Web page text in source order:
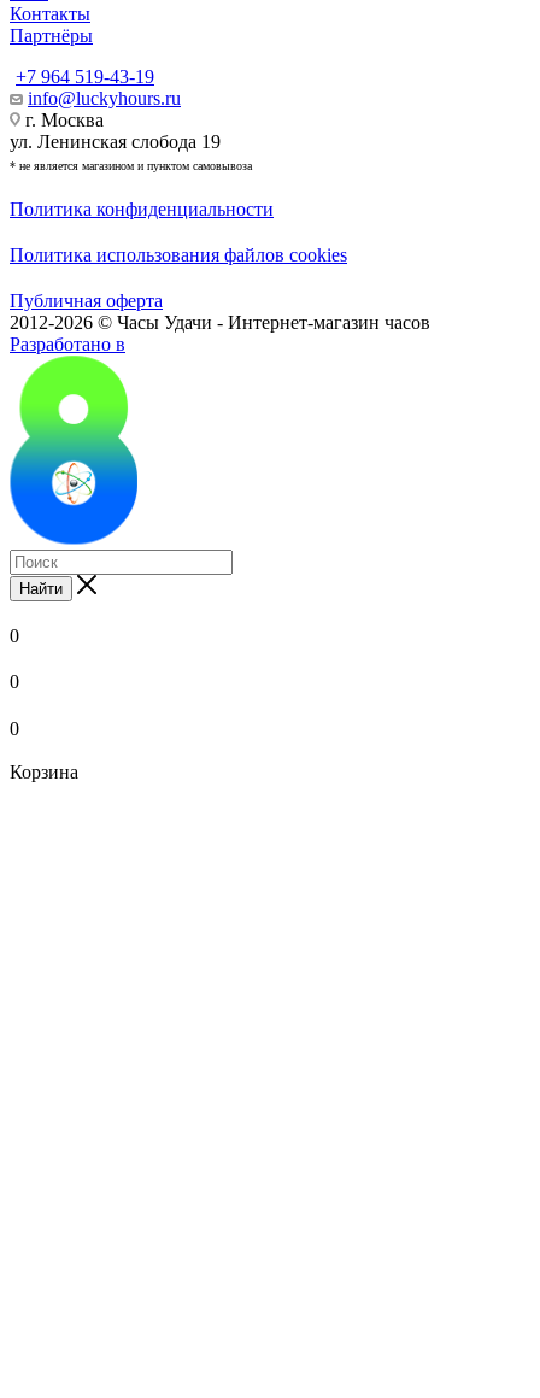
Контакты
Партнёры
+7 964 519-43-19
info@luckyhours.ru
г. Москва
ул. Ленинская слобода 19
* не является магазином и пунктом самовывоза
Политика конфиденциальности
Политика использования файлов cookies
Публичная оферта
2012-2026 © Часы Удачи - Интернет-магазин часов
Разработано в
Найти
0
0
0
Корзина